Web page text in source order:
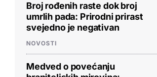
Broj rođenih raste dok broj
umrlih pada: Prirodni prirast
svejedno je negativan
NOVOSTI
Medved o povećanju